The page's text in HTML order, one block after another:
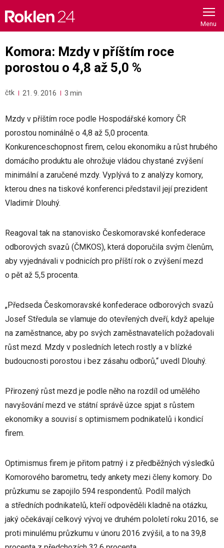
content
Komora: Mzdy v příštím roce
porostou o 4,8 až 5,0 %
čtk 21. 9. 2016 3 min
Mzdy v příštím roce podle Hospodářské komory ČR
porostou nominálně o 4,8 až 5,0 procenta.
Konkurenceschopnost firem, celou ekonomiku a růst hrubého
domácího produktu ale ohrožuje vládou chystané zvýšení
minimální a zaručené mzdy. Vyplývá to z analýzy komory,
kterou dnes na tiskové konferenci představil její prezident
Vladimír Dlouhý.
Reagoval tak na stanovisko Českomoravské konfederace
odborových svazů (ČMKOS), která doporučila svým členům,
aby vyjednávali v podnicích pro příští rok o zvýšení mezd
o pět až 5,5 procenta.
„Předseda Českomoravské konfederace odborových svazů
Josef Středula se vlamuje do otevřených dveří, když apeluje
na zaměstnance, aby po svých zaměstnavatelích požadovali
růst mezd. Mzdy v posledních letech rostly a v blízké
budoucnosti porostou i bez zásahu odborů,“ uvedl Dlouhý.
Přirozený růst mezd je podle něho na rozdíl od umělého
navyšování mezd ve státní správě úzce spjat s růstem
ekonomiky a souvisí s optimismem podnikatelů i kondicí
firem.
Optimismus firem je přitom patrný i z předběžných výsledků
Komorového barometru, tedy ankety mezi členy komory. Do
průzkumu se zapojilo 594 respondentů. Podíl malých
a středních podnikatelů, kteří odpověděli kladně na otázku,
jaký očekávají celkový vývoj ve druhém pololetí roku 2016, se
proti minulému průzkumu v únoru 2016 zvýšil, a to na 39,8